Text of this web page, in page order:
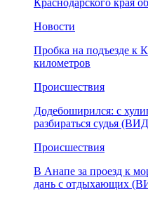
Краснодарского края
Новости
Пробка на подъезде к
километров
Происшествия
Додебоширился: с
разбираться судья
Происшествия
В Анапе за проезд к
дань с отдыхающих